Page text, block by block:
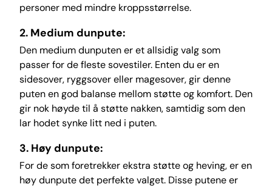
personer med mindre kroppsstørrelse.
2. Medium dunpute:
Den medium dunputen er et allsidig valg som
passer for de fleste sovestiler. Enten du er en
sidesover, ryggsover eller magesover, gir denne
puten en god balanse mellom støtte og komfort. Den
gir nok høyde til å støtte nakken, samtidig som den
lar hodet synke litt ned i puten.
3. Høy dunpute:
For de som foretrekker ekstra støtte og heving, er en
høy dunpute det perfekte valget. Disse putene er